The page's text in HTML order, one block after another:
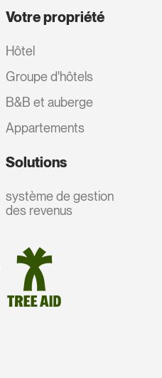
Votre propriété
Hôtel
Groupe d'hôtels
B&B et auberge
Appartements
Solutions
système de gestion
des revenus